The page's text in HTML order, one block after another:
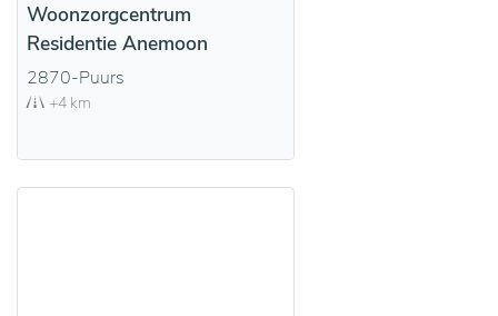
Woonzorgcentrum
Residentie Anemoon
2870-Puurs
+4 km